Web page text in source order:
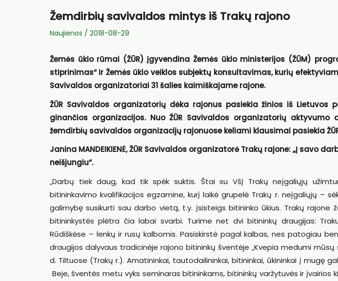
Žemdirbių savivaldos mintys iš Trakų rajono
Naujienos / 2018-08-29
Žemės ūkio rūmai (ŽŪR) įgyvendina Žemės ūkio ministerijos (ŽŪM)
stiprinimas“ ir Žemės ūkio veiklos subjektų konsultavimas, kurių
Savivaldos organizatoriai 31 šalies kaimiškajame rajone.
ŽŪR Savivaldos organizatorių dėka rajonus pasiekia žinios iš Lietuvos
ginančios organizacijos. Nuo ŽŪR Savivaldos organizatorių aktyvumo
žemdirbių savivaldos organizacijų rajonuose keliami klausimai pasiekia
Janina MANDEIKIENĖ, ŽŪR Savivaldos organizatorė Trakų rajone: „Į savo
neišjungiu“.
„Darbų tiek daug, kad tik spėk suktis. Štai su VšĮ Trakų neįgaliųjų
bitininkavimo kvalifikacijos egzamine, kurį laikė grupelė Trakų r. neįgaliųjų –
galimybę susikurti sau darbo vietą, t.y. įsisteigs bitininko ūkius. Trakų rajone
bitininkystės plėtra čia labai svarbi. Turime net dvi bitininkų draugijas:
Rūdiškėse – lenkų ir rusų kalbomis. Pasiskirstė pagal kalbas, nes patogiau
draugijos dalyvaus tradicinėje rajono bitininkų šventėje „Kvepia medumi
d. Tiltuose (Trakų r.). Amatininkai, tautodailininkai, bitininkai, ūkininkai į mugę
Beje, šventės metu vyks seminaras bitininkams, bitininkų varžytuvės ir įvairios